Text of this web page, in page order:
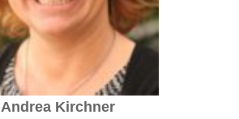
Andrea Kirchner